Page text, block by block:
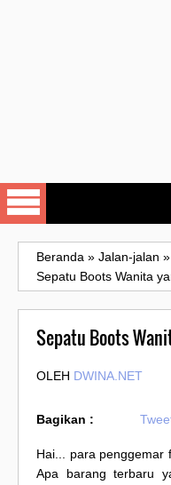
Beranda » Jalan-jalan »
Sepatu Boots Wanita
Sepatu Boots
OLEH DWINA.NET
Bagikan :
Hai... para penggemar
Apa barang terbaru